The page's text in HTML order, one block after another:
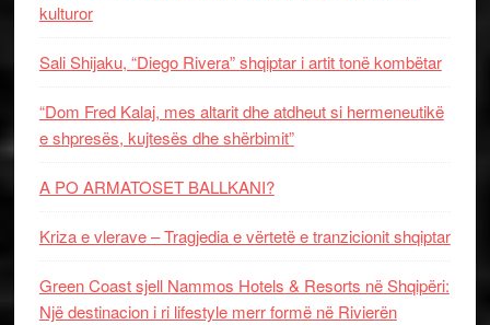
kulturor
Sali Shijaku, “Diego Rivera” shqiptar i artit tonë kombëtar
“Dom Fred Kalaj, mes altarit dhe atdheut si hermeneutikë
e shpresës, kujtesës dhe shërbimit”
A PO ARMATOSET BALLKANI?
Kriza e vlerave – Tragjedia e vërtetë e tranzicionit shqiptar
Green Coast sjell Nammos Hotels & Resorts në Shqipëri:
Një destinacion i ri lifestyle merr formë në Rivierën